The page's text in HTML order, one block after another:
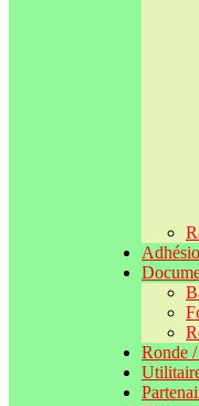
Ronde